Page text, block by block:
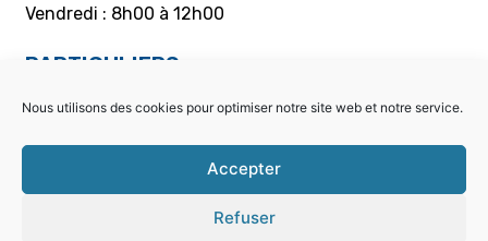
Nous utilisons des cookies pour optimiser notre site web et notre service.
Accepter
Refuser
Vendredi : 8h00 à 12h00
PARTICULIERS
Choisir la bonne offre
Mon contrat – Particuliers
Souscription / résiliation